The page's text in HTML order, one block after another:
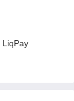
LiqPay